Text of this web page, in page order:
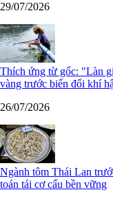
29/07/2026
Thích ứng từ gốc: "Làn
vàng trước biến đổi khí
26/07/2026
Ngành tôm Thái Lan
toán tái cơ cấu bền vững